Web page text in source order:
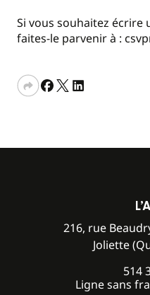
Si vous souhaitez écrire
faites-le parvenir à :
216, rue
Joliette
514
Ligne sans